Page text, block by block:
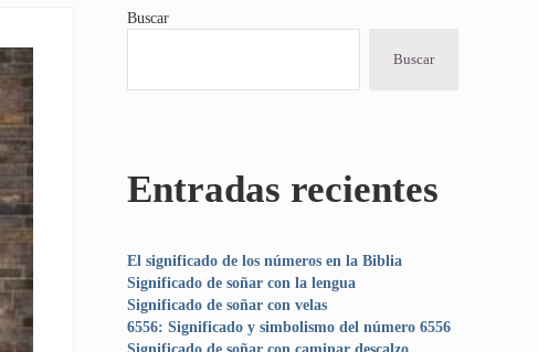
Sidebar
Buscar
Buscar
Entradas recientes
El significado de los números en la Biblia
Significado de soñar con la lengua
Significado de soñar con velas
6556: Significado y simbolismo del número 6556